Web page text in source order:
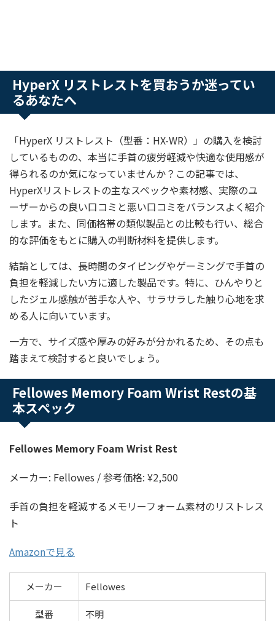
HyperX リストレストを買おうか迷ってい
るあなたへ
「HyperX リストレスト（型番：HX-WR）」の購入を検討
しているものの、本当に手首の疲労軽減や快適な使用感が
得られるのか気になっていませんか？この記事では、
HyperXリストレストの主なスペックや素材感、実際のユ
ーザーからの良い口コミと悪い口コミをバランスよく紹介
します。また、同価格帯の類似製品との比較も行い、総合
的な評価をもとに購入の判断材料を提供します。
結論としては、長時間のタイピングやゲーミングで手首の
負担を軽減したい方に適した製品です。特に、ひんやりと
したジェル感触が苦手な人や、サラサラした触り心地を求
める人に向いています。
一方で、サイズ感や厚みの好みが分かれるため、その点も
踏まえて検討すると良いでしょう。
Fellowes Memory Foam Wrist Restの基
本スペック
Fellowes Memory Foam Wrist Rest
メーカー: Fellowes / 参考価格: ¥2,500
手首の負担を軽減するメモリーフォーム素材のリストレス
ト
Amazonで見る
メーカー Fellowes
型番 不明